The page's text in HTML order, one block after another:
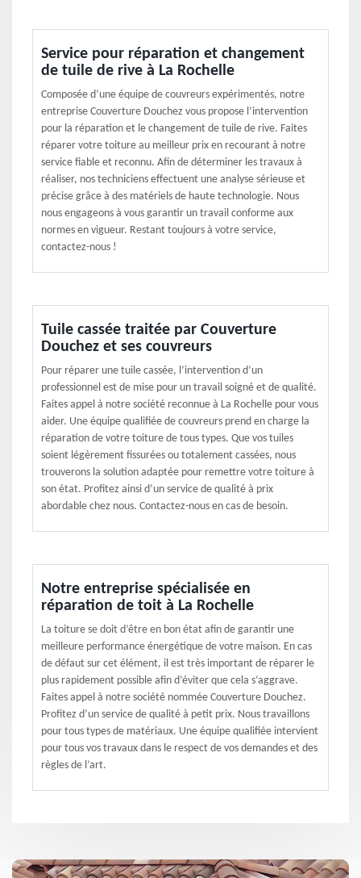
Service pour réparation et changement
de tuile de rive à La Rochelle
Composée d’une équipe de couvreurs expérimentés, notre
entreprise Couverture Douchez vous propose l’intervention
pour la réparation et le changement de tuile de rive. Faites
réparer votre toiture au meilleur prix en recourant à notre
service fiable et reconnu. Afin de déterminer les travaux à
réaliser, nos techniciens effectuent une analyse sérieuse et
précise grâce à des matériels de haute technologie. Nous
nous engageons à vous garantir un travail conforme aux
normes en vigueur. Restant toujours à votre service,
contactez-nous !
Tuile cassée traitée par Couverture
Douchez et ses couvreurs
Pour réparer une tuile cassée, l’intervention d’un
professionnel est de mise pour un travail soigné et de qualité.
Faites appel à notre société reconnue à La Rochelle pour vous
aider. Une équipe qualifiée de couvreurs prend en charge la
réparation de votre toiture de tous types. Que vos tuiles
soient légèrement fissurées ou totalement cassées, nous
trouverons la solution adaptée pour remettre votre toiture à
son état. Profitez ainsi d’un service de qualité à prix
abordable chez nous. Contactez-nous en cas de besoin.
Notre entreprise spécialisée en
réparation de toit à La Rochelle
La toiture se doit d’être en bon état afin de garantir une
meilleure performance énergétique de votre maison. En cas
de défaut sur cet élément, il est très important de réparer le
plus rapidement possible afin d’éviter que cela s’aggrave.
Faites appel à notre société nommée Couverture Douchez.
Profitez d’un service de qualité à petit prix. Nous travaillons
pour tous types de matériaux. Une équipe qualifiée intervient
pour tous vos travaux dans le respect de vos demandes et des
règles de l’art.